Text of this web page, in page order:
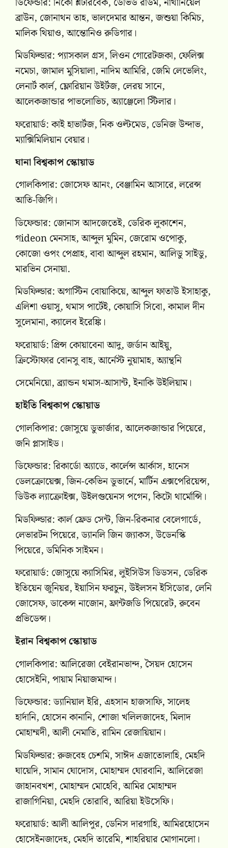
ব্রাউন, জোনাথন তাহ, ভালদেমার আন্তন, জশুয়া কিমিচ,
মালিক থিয়াও, আন্তোনিও রুডিগার।
মিডফিল্ডার: প্যাসকাল গ্রস, লিওন গোরেটজকা, ফেলিক্স
নমেচা, জামাল মুসিয়ালা, নাদিম আমিরি, জেমি লেভেলিং,
লেনার্ট কার্ল, ফ্লোরিয়ান উইর্টজ, লেরয় সানে,
আলেকজান্ডার পাভলোভিচ, অ্যাঞ্জেলো স্টিলার।
ফরোয়ার্ড: কাই হাভার্টজ, নিক ওল্টমেড, ডেনিজ উন্দাভ,
ম্যাক্সিমিলিয়ান বেয়ার।
ঘানা বিশ্বকাপ স্কোয়াড
গোলকিপার: জোসেফ আনং, বেঞ্জামিন আসারে, লরেন্স
আতি-জিগি।
ডিফেন্ডার: জোনাস আদজেতেই, ডেরিক লুকাশেন,
গideon মেনসাহ, আব্দুল মুমিন, জেরোম ওপোকু,
কোজো ওপং পেপ্রাহ, বাবা আব্দুল রহমান, আলিডু সাইডু,
মারভিন সেনায়া.
মিডফিল্ডার: অগাস্টিন বোয়াকিয়ে, আব্দুল ফাতাউ ইসাহাকু,
এলিশা ওয়াসু, থমাস পার্টেই, কোয়াসি সিবো, কামাল দীন
সুলেমানা, ক্যালেব ইরেঙ্কি।
ফরোয়ার্ড: প্রিন্স কোয়াবেনা আদু, জর্ডান আইয়ু,
ক্রিস্টোফার বোনসু বাহ, আর্নেস্ট নুয়ামাহ, অ্যান্থনি
সেমেনিয়ো, ব্র্যান্ডন থমাস-আসান্ট, ইনাকি উইলিয়াম।
হাইতি বিশ্বকাপ স্কোয়াড
গোলকিপার: জোসুয়ে ডুভার্জার, আলেকজান্ডার পিয়েরে,
জনি প্লাসাইড।
ডিফেন্ডার: রিকার্ডো অ্যাডে, কার্লেন্স আর্কাস, হানেস
ডেলক্রোয়েক্স, জিন-কেভিন ডুভার্নে, মার্টিন এক্সপেরিয়েন্স,
ডিউক ল্যাক্রোইক্স, উইলগুয়েনস পগেন, কিটো থার্মোন্সি।
মিডফিল্ডার: কার্ল ফ্রেড সেন্ট, জিন-রিকনার বেলেগার্ডে,
লেভারটন পিয়েরে, ড্যানলি জিন জ্যাকস, উডেনস্কি
পিয়েরে, ডমিনিক সাইমন।
ফরোয়ার্ড: জোসুয়ে ক্যাসিমির, লুইসিউস ডিডসন, ডেরিক
ইতিয়েন জুনিয়র, ইয়াসিন ফরচুন, উইলসন ইসিডোর, লেনি
জোসেফ, ডাকেন্স নাজোন, ফ্রান্টজডি পিয়েরেট, রুবেন
প্রভিডেন্স।
ইরান বিশ্বকাপ স্কোয়াড
গোলকিপার: আলিরেজা বেইরানভান্দ, সৈয়দ হোসেন
হোসেইনি, পায়াম নিয়াজমান্দ।
ডিফেন্ডার: ড্যানিয়াল ইরি, এহসান হাজসাফি, সালেহ
হার্দানি, হোসেন কানানি, শোজা খলিলজাদেহ, মিলাদ
মোহাম্মদী, আলী নেমাতি, রামিন রেজায়িয়ান।
মিডফিল্ডার: রুজবেহ চেশমি, সাঈদ এজাতোলাহি, মেহদি
ঘায়েদি, সামান ঘোদোস, মোহাম্মদ ঘোরবানি, আলিরেজা
জাহানবখশ, মোহাম্মদ মোহেবি, আমির মোহাম্মদ
রাজাগিনিয়া, মেহদি তোরাবি, আরিয়া ইউসেফি।
ফরোয়ার্ড: আলী আলিপুর, ডেনিস দারগাহি, আমিরহোসেন
হোসেইনজাদেহ, মেহদি তারেমি, শাহরিয়ার মোগানলো।